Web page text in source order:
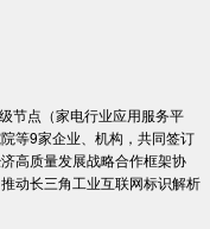
节点（家电行业应用服务平
等9家企业、机构，共同签订
高质量发展战略合作框架协
动长三角工业互联网标识解析